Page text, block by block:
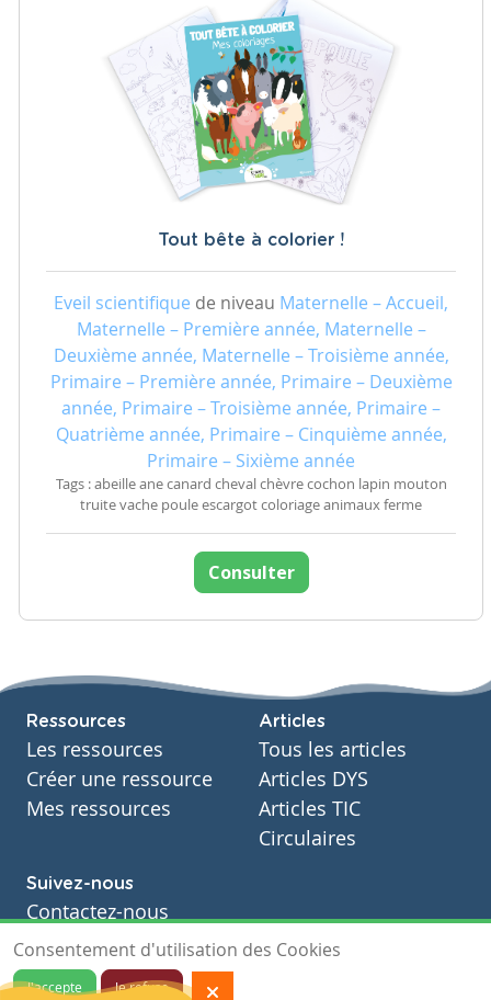
Tout bête à colorier !
Eveil scientifique de niveau Maternelle – Accueil,
Maternelle – Première année, Maternelle –
Deuxième année, Maternelle – Troisième année,
Primaire – Première année, Primaire – Deuxième
année, Primaire – Troisième année, Primaire –
Quatrième année, Primaire – Cinquième année,
Primaire – Sixième année
Tags : abeille ane canard cheval chèvre cochon lapin mouton
truite vache poule escargot coloriage animaux ferme
Consulter
Ressources
Les ressources
Créer une ressource
Mes ressources
Articles
Tous les articles
Articles DYS
Articles TIC
Circulaires
Suivez-nous
Contactez-nous
Soutien scolaire
Notre page Facebook
Consentement d'utilisation des Cookies
J'accepte Je refuse